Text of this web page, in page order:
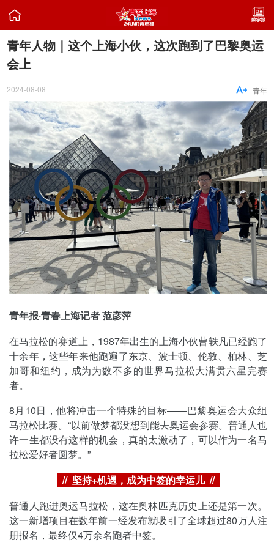

青年人物｜这个上海小伙，这次跑到了巴黎奥运
会上
2024-08-08 青年

青年报·青春上海记者 范彦萍
在马拉松的赛道上，1987年出生的上海小伙曹轶凡已经跑了
十余年，这些年来他跑遍了东京、波士顿、伦敦、柏林、芝
加哥和纽约，成为为数不多的世界马拉松大满贯六星完赛
者。
8月10日，他将冲击一个特殊的目标——巴黎奥运会大众组
马拉松比赛。“以前做梦都没想到能去奥运会参赛。普通人也
许一生都没有这样的机会，真的太激动了，可以作为一名马
拉松爱好者圆梦。”
// 坚持+机遇，成为中签的幸运儿 //
普通人跑进奥运马拉松，这在奥林匹克历史上还是第一次。
这一新增项目在数年前一经发布就吸引了全球超过80万人注
册报名，最终仅4万余名跑者中签。